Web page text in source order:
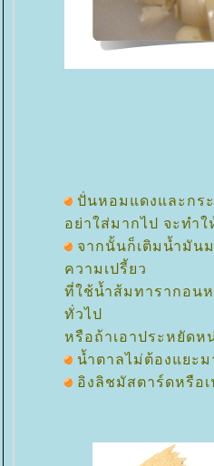
ปั่นหอมแดงและกร
อย่าใส่มากไป จะทำ
จากนั้นก็เติมน้ำมัน
ความเปรี้ยว
ที่ใช้น้ำส้มทารากอน
ทั่วไป
หรือถ้าเอาประหยัดห
น้ำตาลไม่ต้องแยะ
อิงลิชมัสตาร์ดหรือ